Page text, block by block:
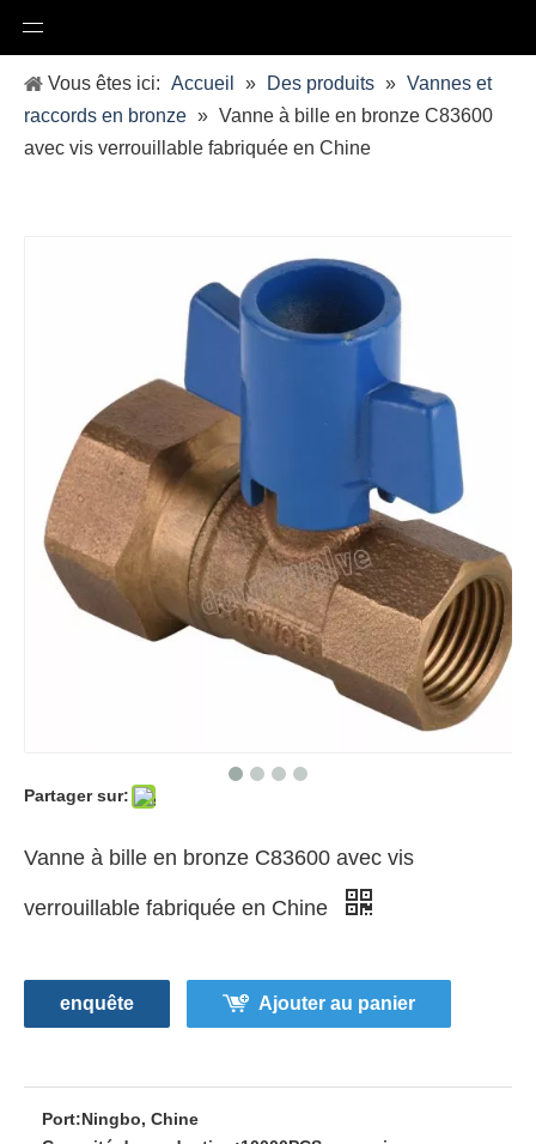
Vous êtes ici: Accueil » Des produits » Vannes et
raccords en bronze » Vanne à bille en bronze C83600
avec vis verrouillable fabriquée en Chine
Partager sur:
Vanne à bille en bronze C83600 avec vis
verrouillable fabriquée en Chine
enquête Ajouter au panier
Port:Ningbo, Chine